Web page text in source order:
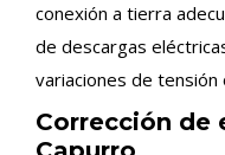
conexión a tierra
de descargas
variaciones de
Corrección de